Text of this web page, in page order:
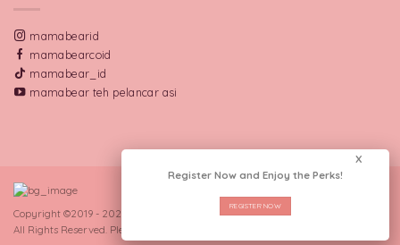
mamabearid
mamabearcoid
mamabear_id
mamabear teh pelancar asi
Copyright ©2019 - 2026 CV Manna Indo Lakta.
All Rights Reserved. Please send bug report and feedback to:
X
Register Now and Enjoy the Perks!
REGISTER NOW